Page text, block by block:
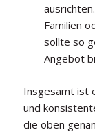
Familien
sollte so
Angebot
Insgesamt ist
und
die oben